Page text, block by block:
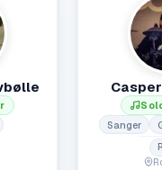
Sanger